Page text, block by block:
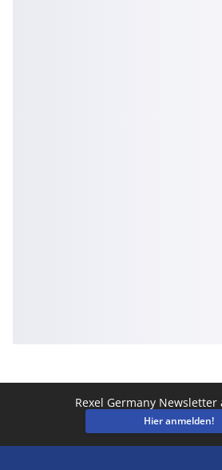
Rexel Germany
Hier anmelden!